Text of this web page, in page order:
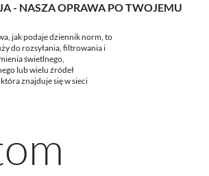
- NASZA OPRAWA PO TWOJEMU
jak podaje dziennik norm, to
do rozsyłania, filtrowania i
świetlnego,
lub wielu źródeł
znajduje się w sieci